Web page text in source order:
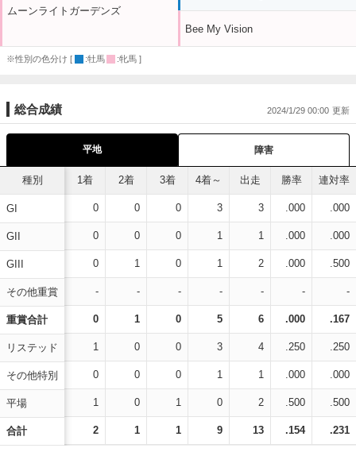
ムーンライトガーデンズ
Bee My Vision
※性別の色分け [ :牡馬 :牝馬 ]
総合成績 2024/1/29 00:00
平地 障害
種別
GI
GII
GIII
その他重賞
重賞合計
リステッド
その他特別
平場
合計
1着 2着 3着 4着～ 出走 勝率 連対率
0 0 0 3 3 .000 .000
0 0 0 1 1 .000 .000
0 1 0 1 2 .000 .500
- - - - - - -
0 1 0 5 6 .000 .167
1 0 0 3 4 .250 .250
0 0 0 1 1 .000 .000
1 0 1 0 2 .500 .500
2 1 1 9 13 .154 .231